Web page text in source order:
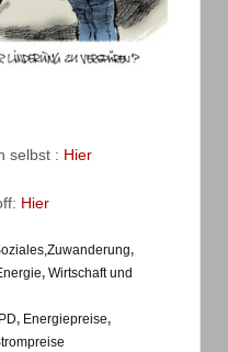
selbst : Hier
Hier
,
, Wirtschaft und
, Energiepreise,